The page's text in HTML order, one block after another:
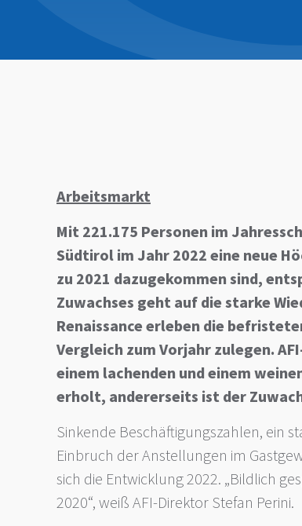
Arbeitsmarkt
Mit 221.175 Personen im
Südtirol im Jahr 2022 eine neue
zu 2021 dazugekommen sind,
Zuwachses geht auf die starke
Renaissance erleben die
Vergleich zum Vorjahr zulegen.
einem lachenden und einem
erholt, andererseits ist der
Sinkende Beschäftigungszahlen, ein
Einbruch der Anstellungen im
sich die Entwicklung 2022. „Bildlich
2020“, weiß AFI-Direktor Stefan Perini.